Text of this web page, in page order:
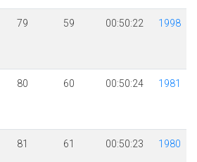
79 59 00:50:22 1998
80 60 00:50:24 1981
81 61 00:50:23 1980